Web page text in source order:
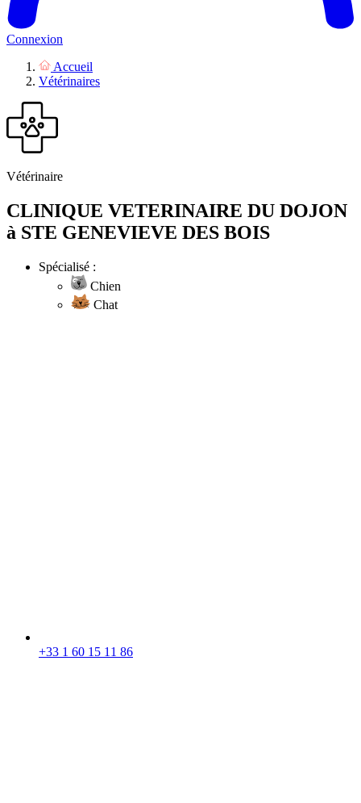
Connexion
Accueil
Vétérinaires
Vétérinaire
CLINIQUE VETERINAIRE DU DOJON
à STE GENEVIEVE DES BOIS
Spécialisé :
Chien
Chat
+33 1 60 15 11 86